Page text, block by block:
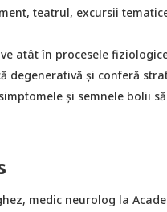
teatrul, excursii
atât în procesele
degenerativă și conferă
și semnele bolii
medic neurolog la